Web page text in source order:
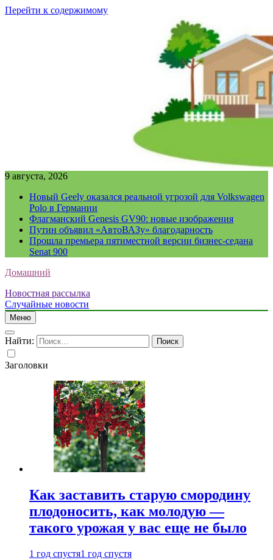
Перейти к содержимому
9 августа, 2026
Новый Geely оказался реальной угрозой для Volkswagen
Polo в Германии
Флагманский Genesis GV90: новые изображения
Путин объявил «АвтоВАЗу» благодарность
Прошла премьера пятиместной версии бизнес-седана
Senat 900
Домашний
Новостная рассылка
Случайные новости
Меню
Найти:
Заголовки
Как заставить старую смородину
плодоносить, как молодую —
такого урожая у вас еще не было
1 год спустя1 год спустя